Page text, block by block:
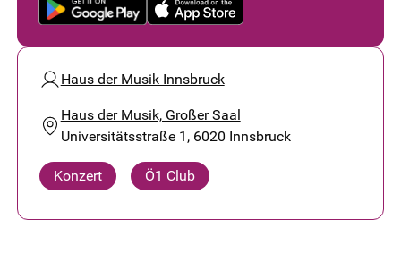
Haus der Musik Innsbruck
Haus der Musik, Großer Saal
Universitätsstraße 1, 6020 Innsbruck
Konzert Ö1 Club